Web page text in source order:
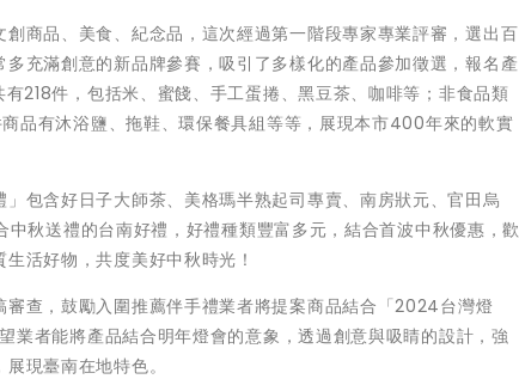
商品、美食、紀念品，這次經過第一階段專家專業評審，選出百
充滿創意的新品牌參賽，吸引了多樣化的產品參加徵選，報名產
218件，包括米、蜜餞、手工蛋捲、黑豆茶、咖啡等；非食品類
品有沐浴鹽、拖鞋、環保餐具組等等，展現本市400年來的軟實
包含好日子大師茶、美格瑪半熟起司專賣、南房狀元、官田烏
秋送禮的台南好禮，好禮種類豐富多元，結合首波中秋優惠，歡
活好物，共度美好中秋時光！
查，鼓勵入圍推薦伴手禮業者將提案商品結合「2024台灣燈
者能將產品結合明年燈會的意象，透過創意與吸睛的設計，強
現臺南在地特色。